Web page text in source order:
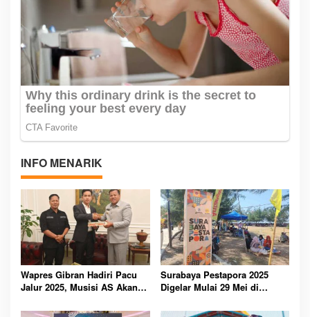
INFO MENARIK
Wapres Gibran Hadiri Pacu
Jalur 2025, Musisi AS Akan
Surabaya Pestapora 2025
Digelar Mulai 29 Mei di